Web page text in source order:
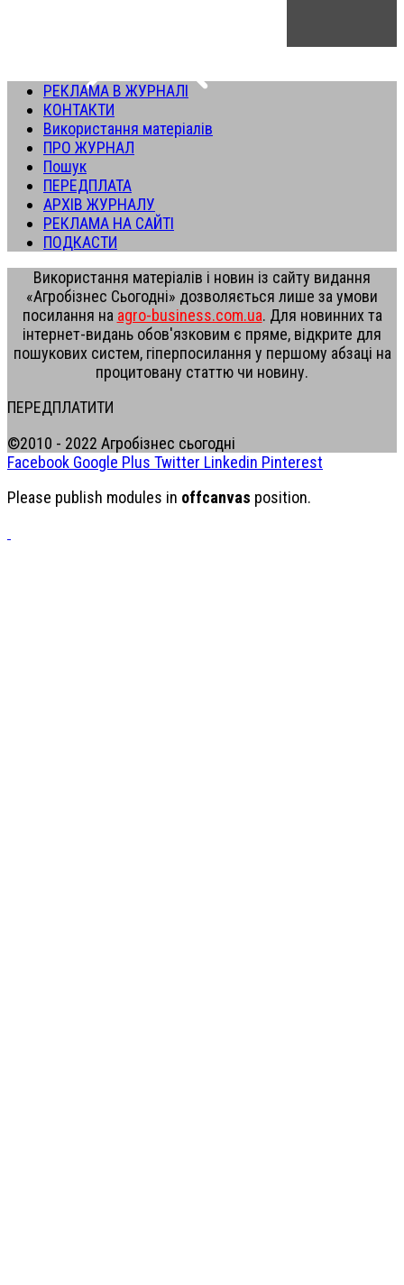
РЕКЛАМА В ЖУРНАЛІ
КОНТАКТИ
Використання матеріалів
ПРО ЖУРНАЛ
Пошук
ПЕРЕДПЛАТА
АРХІВ ЖУРНАЛУ
РЕКЛАМА НА САЙТІ
ПОДКАСТИ
Використання матеріалів і новин із сайту видання
«Агробізнес Сьогодні» дозволяється лише за умови
посилання на agro-business.com.ua. Для новинних та
інтернет-видань обов'язковим є пряме, відкрите для
пошукових систем, гіперпосилання у першому абзаці на
процитовану статтю чи новину.
ПЕРЕДПЛАТИТИ
©2010 - 2022 Агробізнес сьогодні
Facebook Google Plus Twitter Linkedin Pinterest
Please publish modules in offcanvas position.